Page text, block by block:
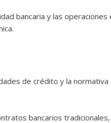
bancaria y las operaciones
de crédito y la normativa
bancarios tradicionales,